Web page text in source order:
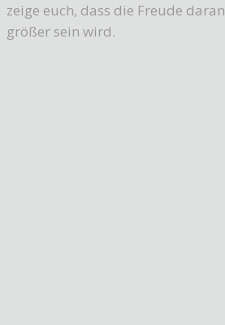
zeige euch, dass die Freude daran
größer sein wird.